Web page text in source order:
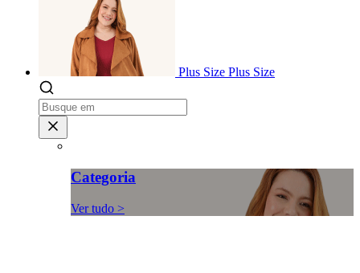
Plus Size Plus Size
Categoria
Ver tudo >